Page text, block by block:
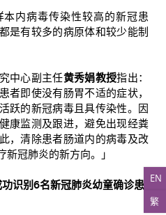
EN
繁
内病毒传染性较高的新冠患
是有较多的病原体和较少能制
中心副主任黄秀娟教授指出：
者即使没有肠胃不适的症状，
跃的新冠病毒且具传染性。因
康监测及跟进，避免出现经粪
，清除患者肠道内的病毒及改
冠肺炎的新方向。」
功识别6名新冠肺炎幼童确诊患